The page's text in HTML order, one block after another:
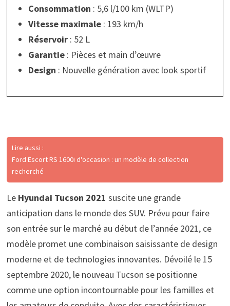
Consommation : 5,6 l/100 km (WLTP)
Vitesse maximale: 193 km/h
Réservoir: 52 L
Garantie: Pièces et main d’œuvre
Design : Nouvelle génération avec look sportif
Lire aussi :
Ford Escort RS 1600i d'occasion : un modèle de collection
recherché
Le Hyundai Tucson 2021 suscite une grande
anticipation dans le monde des SUV. Prévu pour faire
son entrée sur le marché au début de l’année 2021, ce
modèle promet une combinaison saisissante de design
moderne et de technologies innovantes. Dévoilé le 15
septembre 2020, le nouveau Tucson se positionne
comme une option incontournable pour les familles et